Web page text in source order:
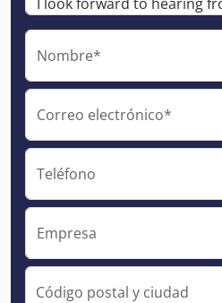
Nombre*
Correo electrónico*
Teléfono
Empresa
Código postal y ciudad